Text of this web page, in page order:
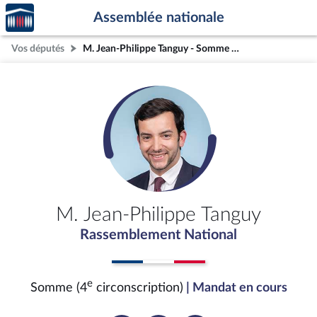
Aller au contenu
Aller en bas de la page
Accèder
à la
page
d'accueil
Assemblée nationale
Vos députés M. Jean-Philippe Tanguy - Somme (4e circonscription)
M. Jean-Philippe Tanguy
Rassemblement National
Somme (4ecirconscription) | Mandat en cours